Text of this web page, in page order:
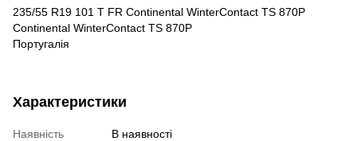
235/55 R19 101 T FR Continental WinterContact TS 870P
Continental WinterContact TS 870P
Португалія
Характеристики
Наявність
В наявності